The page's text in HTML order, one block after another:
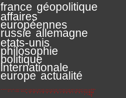
france géopolitique
affaires
européennes
russie allemagne
etats-unis
philosophie
politique
internationale
europe actualité